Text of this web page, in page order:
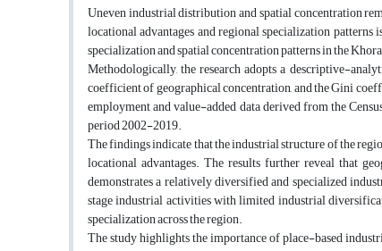
Uneven industrial distribution and spatial concentration
locational advantages and regional specialization
specialization and spatial concentration patterns in the
Methodologically, the research adopts a descriptive-
coefficient of geographical concentration, and the Gini
employment and value-added data derived from the
period 2002-2019.
The findings indicate that the industrial structure of the
locational advantages. The results further reveal that
demonstrates a relatively diversified and specialized
stage industrial activities with limited industrial
specialization across the region.
The study highlights the importance of place-based